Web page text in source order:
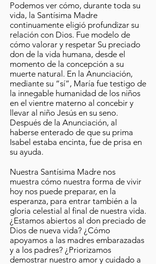
Podemos ver cómo, durante toda su
vida, la Santísima Madre
continuamente eligió profundizar su
relación con Dios. Fue modelo de
cómo valorar y respetar Su preciado
don de la vida humana, desde el
momento de la concepción a su
muerte natural. En la Anunciación,
mediante su “sí”, María fue testigo de
la innegable humanidad de los niños
en el vientre materno al concebir y
llevar al niño Jesús en su seno.
Después de la Anunciación, al
haberse enterado de que su prima
Isabel estaba encinta, fue de prisa en
su ayuda.
Nuestra Santísima Madre nos
muestra cómo nuestra forma de vivir
hoy nos puede preparar, en la
esperanza, para entrar también a la
gloria celestial al final de nuestra vida.
¿Estamos abiertos al don preciado de
Dios de nueva vida? ¿Cómo
apoyamos a las madres embarazadas
y a los padres? ¿Priorizamos
demostrar nuestro amor y cuidado a